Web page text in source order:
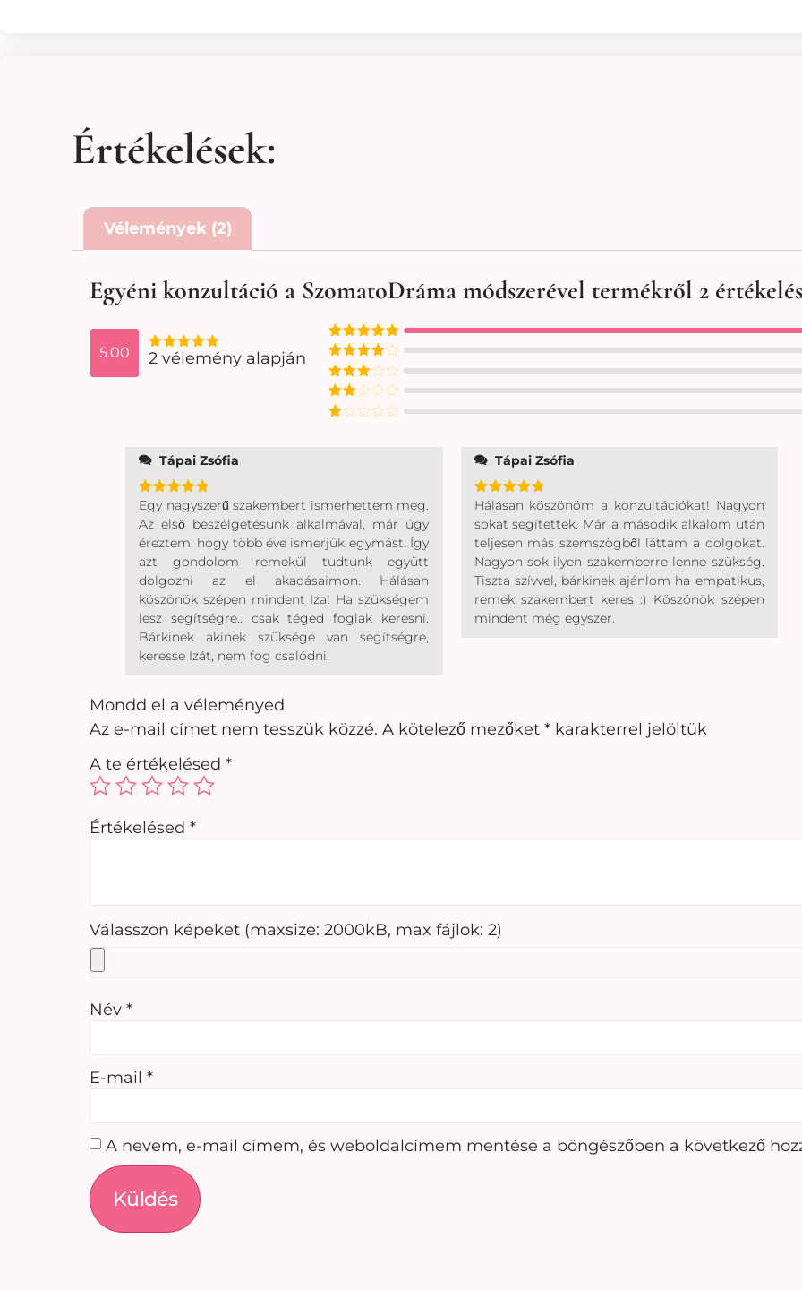
Értékelések:
Vélemények (2)
Egyéni konzultáció a SzomatoDráma módszerével termékről 2 értékelés
5.00
Értékelés:
2 vélemény alapján
Értékelés:
5
/ 5
Értékelés:
/ 5
Értékelés:
3
/ 5
Értékelés:
Tápai Zsófia
Értékelés:
5
/ 5
Egy nagyszerű szakembert ismerhettem meg.
Az első beszélgetésünk alkalmával, már úgy
éreztem, hogy több éve ismerjük egymást. Így
azt gondolom remekül tudtunk együtt
dolgozni az el akadásaimon. Hálásan
köszönök szépen mindent Iza! Ha szükségem
lesz segítségre.. csak téged foglak keresni.
Bárkinek akinek szüksége van segítségre,
keresse Izát, nem fog csalódni.
Tápai Zsófia
Értékelés:
/ 5
Hálásan köszönöm a konzultációkat! Nagyon
sokat segítettek. Már a második alkalom után
teljesen más szemszögből láttam a dolgokat.
Nagyon sok ilyen szakemberre lenne szükség.
Tiszta szívvel, bárkinek ajánlom ha empatikus,
remek szakembert keres :) Köszönök szépen
mindent még egyszer.
Mondd el a véleményed
Az e-mail címet nem tesszük közzé. A kötelező mezőket * karakterrel jelöltük
A te értékelésed *
Értékelésed *
Válasszon képeket (maxsize: 2000kB, max fájlok: 2)
Név *
E-mail *
A nevem, e-mail címem, és weboldalcímem mentése a böngészőben a következő